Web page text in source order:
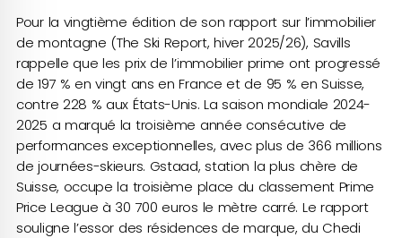
Pour la vingtième édition de son rapport sur l’immobilier
de montagne (The Ski Report, hiver 2025/26), Savills
rappelle que les prix de l’immobilier prime ont progressé
de 197 % en vingt ans en France et de 95 % en Suisse,
contre 228 % aux États-Unis. La saison mondiale 2024-
2025 a marqué la troisième année consécutive de
performances exceptionnelles, avec plus de 366 millions
de journées-skieurs. Gstaad, station la plus chère de
Suisse, occupe la troisième place du classement Prime
Price League à 30 700 euros le mètre carré. Le rapport
souligne l’essor des résidences de marque, du Chedi